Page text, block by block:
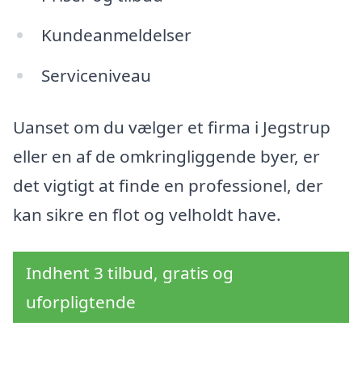
Kundeanmeldelser
Serviceniveau
Uanset om du vælger et firma i Jegstrup
eller en af de omkringliggende byer, er
det vigtigt at finde en professionel, der
kan sikre en flot og velholdt have.
Indhent 3 tilbud, gratis og
uforpligtende